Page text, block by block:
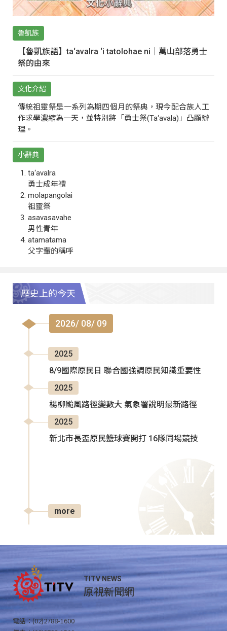
魯凱族
【魯凱族語】ta‘avalra ‘i tatolohae ni｜萬山部落勇士
祭的由來
文化介紹
傳統祖靈祭是一系列為期四個月的祭典，現今配合族人工
作求學濃縮為一天，並特別將「勇士祭(Ta‘avala)」凸顯辦
理。
小辭典
ta‘avalra
勇士成年禮
molapangolai
祖靈祭
asavasavahe
男性青年
atamatama
父字輩的稱呼
歷史上的今天
2026/ 08/ 09
2025
8/9國際原民日 聯合國強調原民知識重要性
2025
楊柳颱風路徑變數大 氣象署說明最新路徑
2025
新北市長盃原民籃球賽開打 16隊同場競技
more
TITV NEWS
原視新聞網
電話：(02)2788-1600